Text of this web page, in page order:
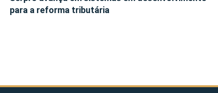
para a reforma tributária